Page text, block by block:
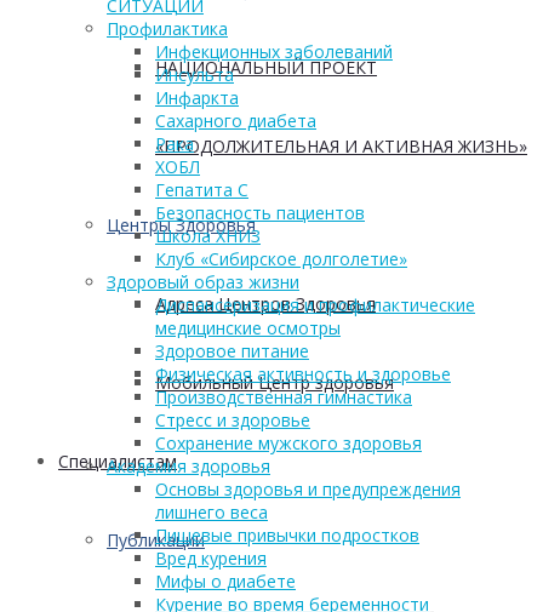
НАЦИОНАЛЬНЫЙ ПРОЕКТ
«ПРОДОЛЖИТЕЛЬНАЯ И АКТИВНАЯ ЖИЗНЬ»
Центры Здоровья
Адреса Центров Здоровья
Мобильный Центр здоровья
Cпециалистам
Публикации
СИТУАЦИЙ
Профилактика
Инфекционных заболеваний
Инсульта
Инфаркта
Сахарного диабета
Рака
ХОБЛ
Гепатита С
Безопасность пациентов
Школа ХНИЗ
Клуб «Сибирское долголетие»
Здоровый образ жизни
Диспансеризация и профилактические
медицинские осмотры
Здоровое питание
Физическая активность и здоровье
Производственная гимнастика
Стресс и здоровье
Сохранение мужского здоровья
Академия здоровья
Основы здоровья и предупреждения
лишнего веса
Пищевые привычки подростков
Вред курения
Мифы о диабете
Курение во время беременности